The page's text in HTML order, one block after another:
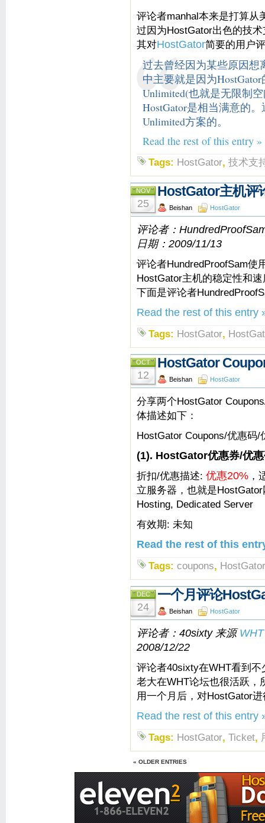
评论者manhal本来是打算从
过因为HostGator出色的技
其对HostGator简要的用户
过去曾经因为某些原因想
中主要就是因为
Unlimited(也就是无限制
HostGator是相当满意的
Unlimited方案的。
Read the rest of this entry »
Tags: HostGator, 技术支
NOV
25
HostGator主机评
Beishan HostGator
评论者：
日期：2009/11/13
评论者HundredProofSam使
HostGator主机的稳定性和
下面是评论者
Read the rest of this entry
Tags: HostGator,
OCT
12
HostGator
Beishan HostGator
分享两个HostGator
体描述如下：
HostGator Coupons/优惠码/
(1). HostGator优惠券/优
折扣/优惠描述: 优惠20% ，
立服务器，也就是
Hosting, Dedicated Server
有效期: 未知
Read the rest of this
Tags: coupons, HostGator
DEC
24
一个月评论
Beishan HostGator
评论者：40sixty 来源 WHT
2008/12/22
评论者40sixty在WHT看到不
老大在WHT论坛也很活跃，
用一个月后，对HostGator
Read the rest of this entry
Tags: HostGator, Ticket,
« OLDER ENTRIES